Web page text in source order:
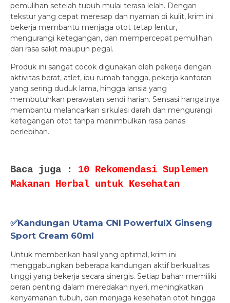
pemulihan setelah tubuh mulai terasa lelah. Dengan
tekstur yang cepat meresap dan nyaman di kulit, krim ini
bekerja membantu menjaga otot tetap lentur,
mengurangi ketegangan, dan mempercepat pemulihan
dari rasa sakit maupun pegal.
Produk ini sangat cocok digunakan oleh pekerja dengan
aktivitas berat, atlet, ibu rumah tangga, pekerja kantoran
yang sering duduk lama, hingga lansia yang
membutuhkan perawatan sendi harian. Sensasi hangatnya
membantu melancarkan sirkulasi darah dan mengurangi
ketegangan otot tanpa menimbulkan rasa panas
berlebihan.
Baca juga :
10 Rekomendasi Suplemen
Makanan Herbal untuk Kesehatan
✅Kandungan Utama CNI PowerfulX Ginseng
Sport Cream 60ml
Untuk memberikan hasil yang optimal, krim ini
menggabungkan beberapa kandungan aktif berkualitas
tinggi yang bekerja secara sinergis. Setiap bahan memiliki
peran penting dalam meredakan nyeri, meningkatkan
kenyamanan tubuh, dan menjaga kesehatan otot hingga